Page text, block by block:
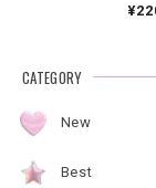
CATEGORY
New
Best